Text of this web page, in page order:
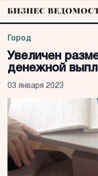
Город
Увеличен
денежной
03 января 2023